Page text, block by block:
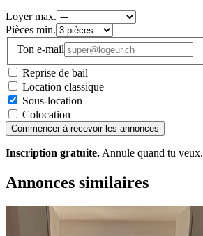
Loyer max.
Pièces min.
Ton e-mail
Reprise de bail
Location classique
Sous-location
Colocation
Commencer à recevoir les annonces
Inscription gratuite. Annule quand tu veux.
Annonces similaires